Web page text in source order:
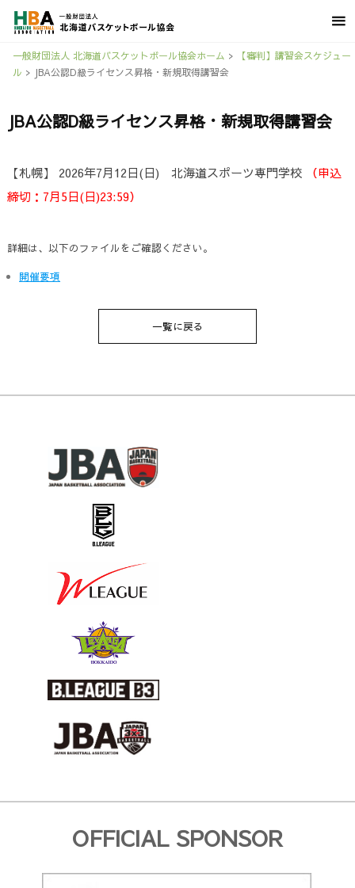
一般財団法人 北海道バスケットボール協会ホーム >
【審判】講習会スケジュー
ル > JBA公認D級ライセンス昇格・新規取得講習会
JBA公認D級ライセンス昇格・新規取得講習会
【札幌】 2026年7月12日(日) 北海道スポーツ専門学校
（申込
締切：7月5日(日)23:59）
詳細は、以下のファイルをご確認ください。
開催要項
一覧に戻る
OFFICIAL SPONSOR